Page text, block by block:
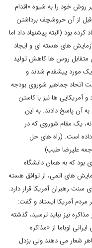
روش خود را به شیوه «اقدام
از آن خروشچف برداشتن
بود (البته پیشنهاد داد اما
های هسته ای و ایجاد
متقابل روس ها کاهش تولید
مورد پیشقدم شدند و
ها به آن پاسخ دادند. در دهه ۱۹۶۰ دولت اتحاد جماهیر شوروی بودجه
کاهش داد و آمریکایی ها نیز با کاستن
آن پاسخ دادند. به این
یک مقام شوروی که در
است. (راه های حل
علیرضا طیب)
بود که به همان دانشگاه
های اتمی، از توافق هسته
سنت رهبران آمریکا قرار دارد.
مردم آمریکا ایستاد و گفت:
نیز نباید ترسید، گذشته
اوباما از «مذاکره
شعار می دهند ولی بزدل